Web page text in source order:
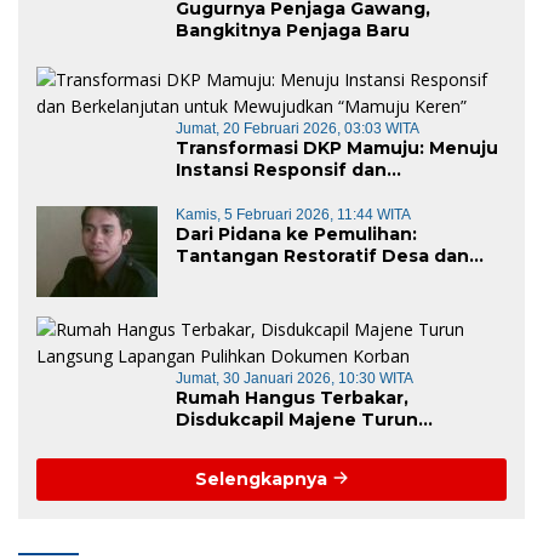
Gugurnya Penjaga Gawang,
Bangkitnya Penjaga Baru
Jumat, 20 Februari 2026, 03:03 WITA
Transformasi DKP Mamuju: Menuju
Instansi Responsif dan
“Mamuju Keren”
Kamis, 5 Februari 2026, 11:44 WITA
Dari Pidana ke Pemulihan:
Tantangan Restoratif Desa dan
Jumat, 30 Januari 2026, 10:30 WITA
Rumah Hangus Terbakar,
Disdukcapil Majene Turun
Dokumen Korban
Selengkapnya